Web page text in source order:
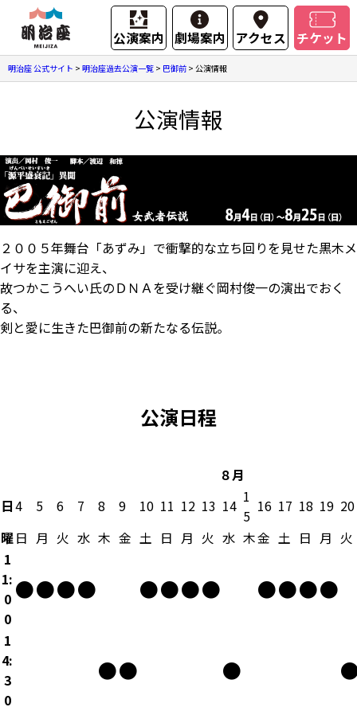
公演案内 劇場案内 アクセス チケット
明治座 公式サイト > 明治座過去公演一覧 > 巴御前 > 公演情報
公演情報
２００５年舞台「あずみ」で衝撃的な立ち回りを見せた黒木メ
イサを主演に迎え、
故つかこうへい氏のＤＮＡを受け継ぐ岡村俊一の演出でおく
る、
剣と愛に生きた巴御前の新たなる伝説。
公演日程
８月
日4 5 6 7 8 9 10 11 12 13 14 1
5
16 17 18 19 20
曜日 月 火 水 木 金 土 日 月 火 水 木金 土 日 月 火
1
1:
0
0
●●●● ●●●● ●●●●
1
4:
3
0
●● ●